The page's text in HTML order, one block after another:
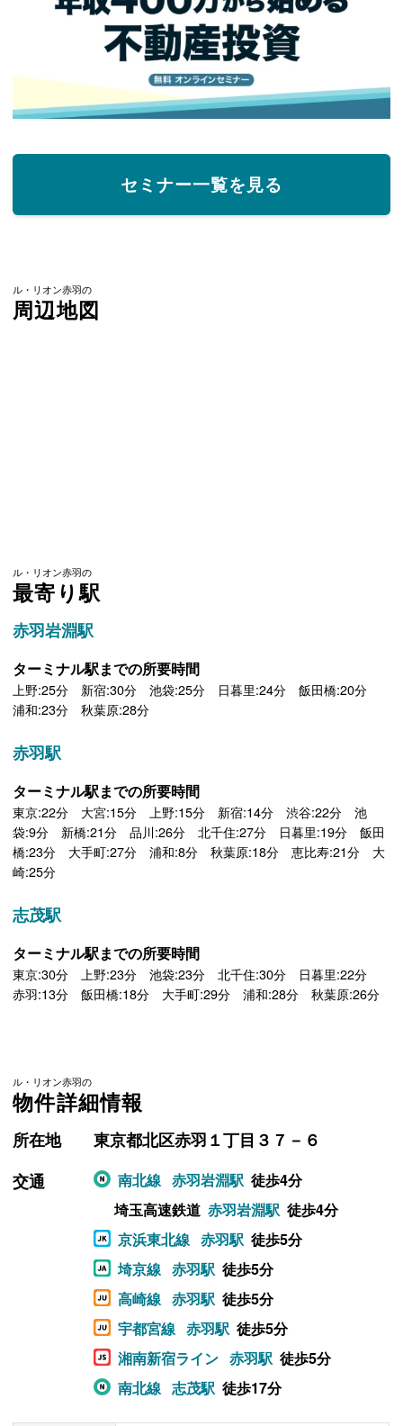
セミナー一覧を見る
ル・リオン赤羽の
周辺地図
ル・リオン赤羽の
最寄り駅
赤羽岩淵駅
ターミナル駅までの所要時間
上野:25分 新宿:30分 池袋:25分 日暮里:24分 飯田橋:20分
浦和:23分 秋葉原:28分
赤羽駅
ターミナル駅までの所要時間
東京:22分 大宮:15分 上野:15分 新宿:14分 渋谷:22分 池
袋:9分 新橋:21分 品川:26分 北千住:27分 日暮里:19分 飯田
橋:23分 大手町:27分 浦和:8分 秋葉原:18分 恵比寿:21分 大
崎:25分
志茂駅
ターミナル駅までの所要時間
東京:30分 上野:23分 池袋:23分 北千住:30分 日暮里:22分
赤羽:13分 飯田橋:18分 大手町:29分 浦和:28分 秋葉原:26分
ル・リオン赤羽の
物件詳細情報
所在地
東京都北区赤羽１丁目３７－６
交通
南北線 赤羽岩淵駅 徒歩4分
埼玉高速鉄道 赤羽岩淵駅 徒歩4分
京浜東北線 赤羽駅 徒歩5分
埼京線 赤羽駅 徒歩5分
高崎線 赤羽駅 徒歩5分
宇都宮線 赤羽駅 徒歩5分
湘南新宿ライン 赤羽駅 徒歩5分
南北線 志茂駅 徒歩17分